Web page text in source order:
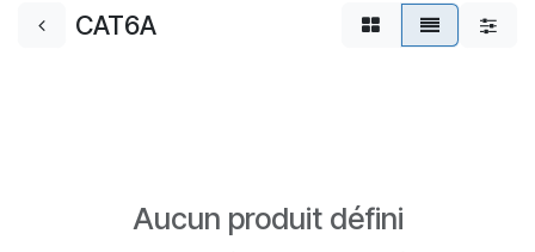
CAT6A
Aucun produit défini